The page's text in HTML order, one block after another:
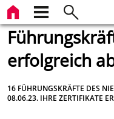
erfolgreich
16 FÜHRUNGSKRÄFTE DES
08.06.23. IHRE ZERTIFIKATE